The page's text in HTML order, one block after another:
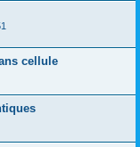
cellule